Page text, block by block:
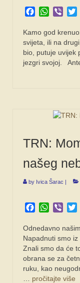
FacebookViber
Kamo god
svijeta, ili na
bio, putuje uvijek
jezgri svojoj.
TRN:
našeg
by Ivica Šarac |
FacebookViber
Odnedavno
Napadnuti smo
Znali smo da će
obrana se za
ruku, kao
pročitajte više